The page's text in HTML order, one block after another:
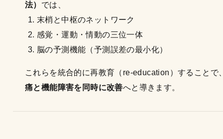
法） では、
末梢と中枢のネットワーク
感覚・運動・情動の三位一体
脳の予測機能（予測誤差の最小化）
これらを統合的に再教育（re-education）することで
痛と機能障害を同時に改善へと導きます。